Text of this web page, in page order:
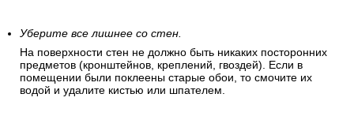
Уберите все лишнее со стен.
На поверхности стен не должно быть никаких посторонних
предметов (кронштейнов, креплений, гвоздей). Если в
помещении были поклеены старые обои, то смочите их
водой и удалите кистью или шпателем.